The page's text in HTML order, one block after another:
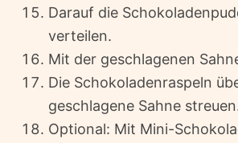
Darauf die
verteilen.
Mit der geschlagenen
Die Schokoladenraspeln
geschlagene Sahne
Optional: Mit Mini-